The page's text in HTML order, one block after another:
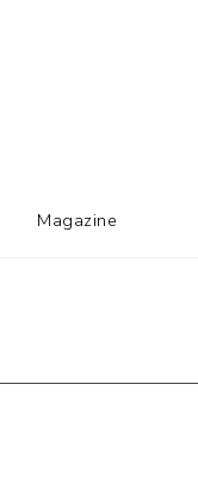
Magazine